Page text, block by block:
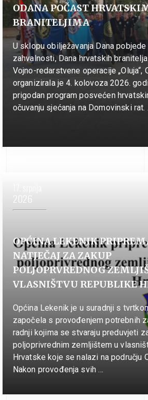
ODANA POČAST
BRANITELJIMA
U sklopu obilježavanja Dana
zahvalnosti, Dana hrvatskih
Vojno-redarstvene operacije „Oluja“,
organizirala je 4. kolovoza 2026.
prigodan program posvećen
očuvanju sjećanja na Domovinski rat.
2026
OPĆINA LEKENIK
NATJEČAJ ZA ZAKUP
POLJOPRVREDNOG
VLASNIŠTVU REPUBLIKE
Općina Lekenik je u suradnji s
započela s provođenjem potrebnih
radnji kojima se stvaraju preduvjeti
poljoprivrednim zemljištem u
Hrvatske koje se nalazi na području
Nakon provođenja svih …